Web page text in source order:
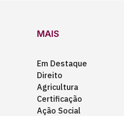
MAIS
Em Destaque
Direito
Agricultura
Certificação
Ação Social